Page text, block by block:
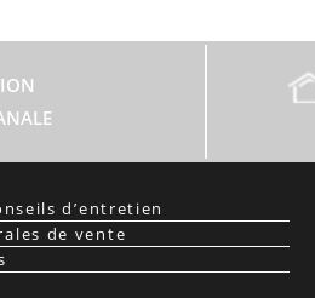
d’entretien
de vente